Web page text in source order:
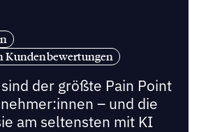
Kundenbewertungen
der größte Pain Point
– und die
am seltensten mit KI